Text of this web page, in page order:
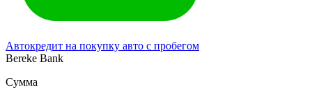
Автокредит на покупку авто с пробегом
Bereke Bank
Сумма